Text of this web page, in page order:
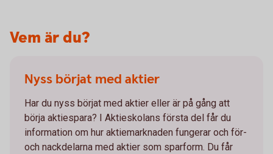
Vem är du?
Nyss börjat med aktier
Har du nyss börjat med aktier eller är på gång att
börja aktiespara? I Aktieskolans första del får du
information om hur aktiemarknaden fungerar och för-
och nackdelarna med aktier som sparform. Du får